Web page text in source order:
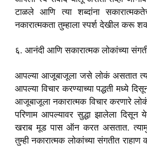
टाळले आणि त्या शब्दांना
नकारात्मकता तुम्हाला स्पर्श देखील करू
६. आनंदी आणि सकारात्मक लोकांच्या
आपल्या आजूबाजूला जसे लोकं असतात
आपल्या विचार करण्याच्या पद्धती मध्ये
आजूबाजूला नकारात्मक विचार करणारे
परिणाम आपल्यावर सुद्धा झालेला दिसून
खराब मूड पास ऑन करत असतात.
तुम्ही नकारात्मक लोकांच्या संगतीत राहाण